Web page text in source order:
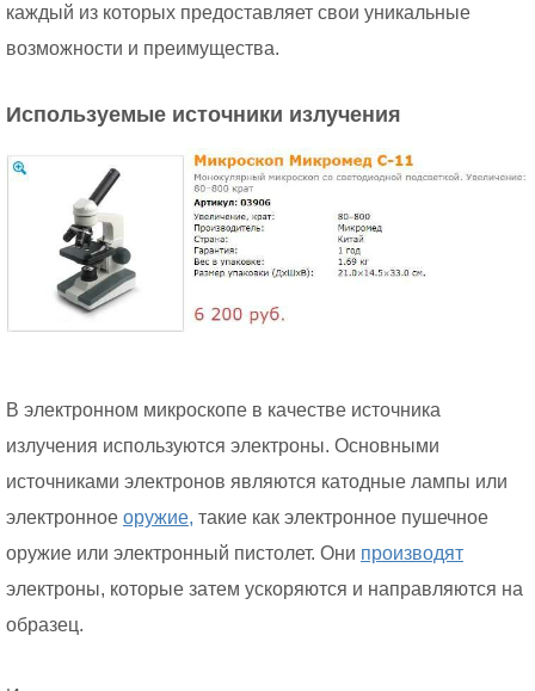
каждый из которых предоставляет свои уникальные
возможности и преимущества.
Используемые источники излучения
В электронном микроскопе в качестве источника
излучения используются электроны. Основными
источниками электронов являются катодные лампы или
электронное оружие, такие как электронное пушечное
оружие или электронный пистолет. Они производят
электроны, которые затем ускоряются и направляются на
образец.